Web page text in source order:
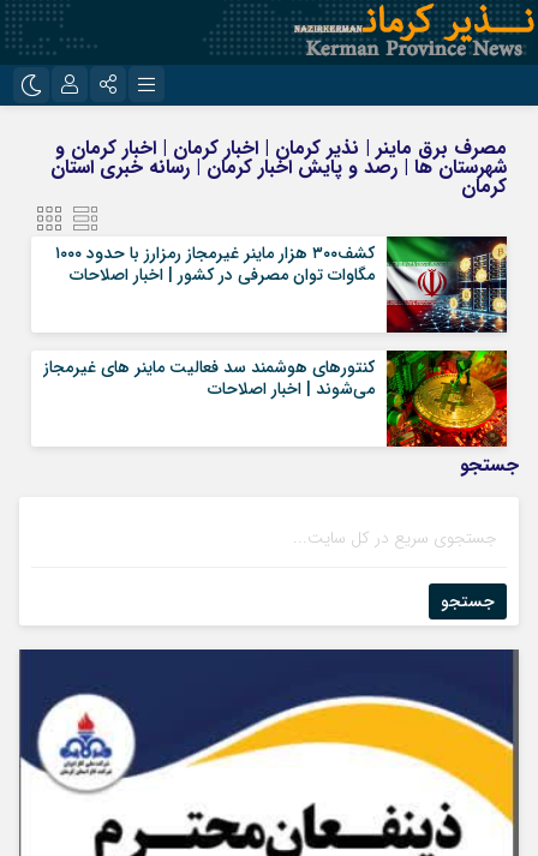
روبیکا
ایتا
مرا به خاطر بسپار
مصرف برق ماینر | نذیر کرمان | اخبار کرمان | اخبار کرمان و
شهرستان ها | رصد و پایش اخبار کرمان | رسانه خبری استان
کرمان
کشف۳۰۰ هزار ماینر غیرمجاز رمزارز با حدود ۱۰۰۰
مگاوات توان مصرفی در کشور | اخبار اصلاحات
کنتورهای هوشمند سد فعالیت ماینر های غیرمجاز
می‌شوند | اخبار اصلاحات
جستجو
جستجو